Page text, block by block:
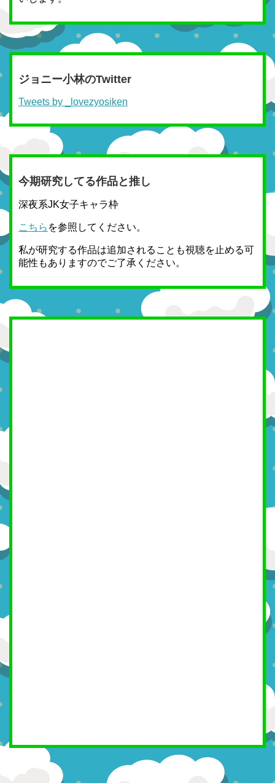
ジョニー小林のTwitter
Tweets by _lovezyosiken
今期研究してる作品と推し
深夜系JK女子キャラ枠
こちら を参照してください。
私が研究する作品は追加されることも視聴を止める可
能性もありますのでご了承ください。